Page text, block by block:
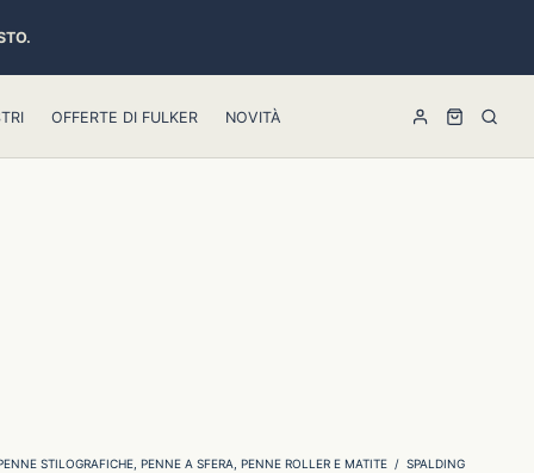
OFFERTE DI FULKER NOVITÀ
STILOGRAFICHE, PENNE A SFERA, PENNE ROLLER E MATITE / SPALDING